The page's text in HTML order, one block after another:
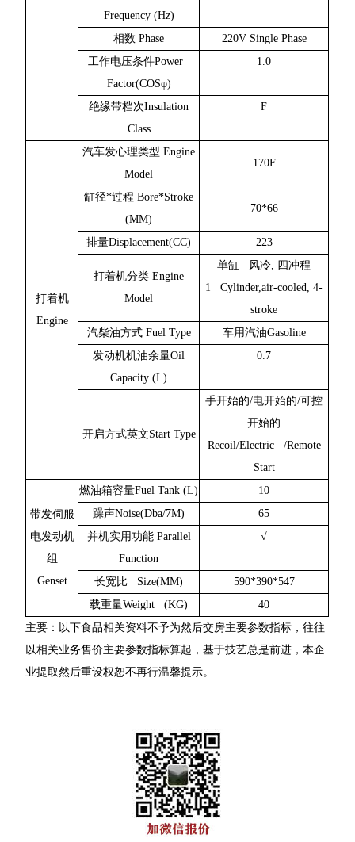
Frequency (Hz)
相数 Phase
220V Single Phase
工作电压条件Power
Factor(COSφ)
1.0
绝缘带档次Insulation
Class
F
打着机
Engine
汽车发心理类型 Engine
Model
170F
缸径*过程 Bore*Stroke
(MM)
70*66
排量Displacement(CC) 223
打着机分类 Engine
Model
单缸 风冷, 四冲程
1 Cylinder,air-cooled, 4-
stroke
汽柴油方式 Fuel Type
车用汽油Gasoline
发动机机油余量Oil
Capacity (L)
0.7
开启方式英文Start Type
手开始的/电开始的/可控
开始的
Recoil/Electric /Remote
Start
带发伺服
电发动机
组
Genset
燃油箱容量Fuel Tank (L)
10
躁声Noise(Dba/7M)
65
并机实用功能 Parallel
Function
√
长宽比 Size(MM)
590*390*547
载重量Weight (KG)
40
主要：以下食品相关资料不予为然后交房主要参数指标，往往
以相关业务售价主要参数指标算起，基于技艺总是前进，本企
业提取然后重设权恕不再行温馨提示。